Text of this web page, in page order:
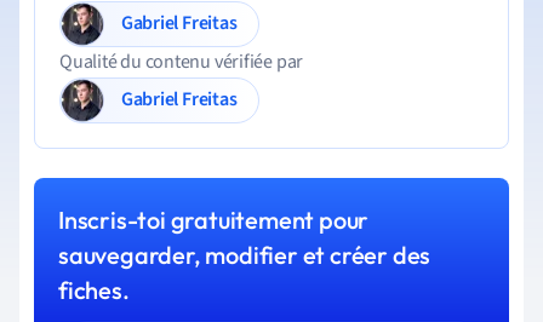
Gabriel Freitas
Qualité du contenu vérifiée par
Gabriel Freitas
Inscris-toi gratuitement pour
sauvegarder, modifier et créer des
fiches.